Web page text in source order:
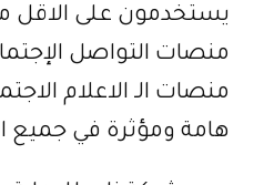
يستخدمون على الاقل
منصات التواصل
منصات الـ الاعلام
هامة ومؤثرة في جميع